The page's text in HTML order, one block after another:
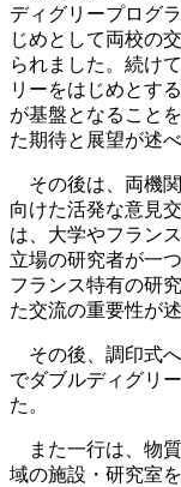
ディグリープログ
じめとして両校の
られました。続け
リーをはじめとす
が基盤となること
た期待と展望が述
その後は、両機
向けた活発な意見
は、大学やフラン
立場の研究者が一
フランス特有の研
た交流の重要性が
その後、調印式へ
でダブルディグリ
た。
また一行は、物
域の施設・研究室